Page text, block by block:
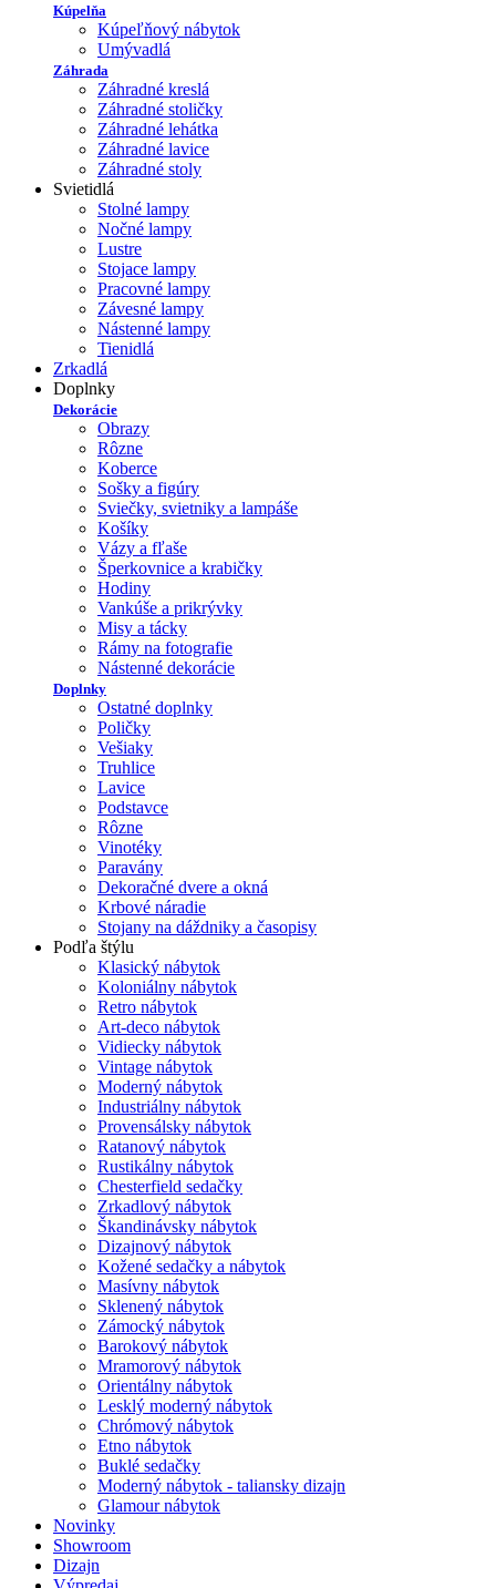
Kúpelňa
Kúpeľňový nábytok
Umývadlá
Záhrada
Záhradné kreslá
Záhradné stoličky
Záhradné lehátka
Záhradné lavice
Záhradné stoly
Svietidlá
Stolné lampy
Nočné lampy
Lustre
Stojace lampy
Pracovné lampy
Závesné lampy
Nástenné lampy
Tienidlá
Zrkadlá
Doplnky
Dekorácie
Obrazy
Rôzne
Koberce
Sošky a figúry
Sviečky, svietniky a lampáše
Košíky
Vázy a fľaše
Šperkovnice a krabičky
Hodiny
Vankúše a prikrývky
Misy a tácky
Rámy na fotografie
Nástenné dekorácie
Doplnky
Ostatné doplnky
Poličky
Vešiaky
Truhlice
Lavice
Podstavce
Rôzne
Vinotéky
Paravány
Dekoračné dvere a okná
Krbové náradie
Stojany na dáždniky a časopisy
Podľa štýlu
Klasický nábytok
Koloniálny nábytok
Retro nábytok
Art-deco nábytok
Vidiecky nábytok
Vintage nábytok
Moderný nábytok
Industriálny nábytok
Provensálsky nábytok
Ratanový nábytok
Rustikálny nábytok
Chesterfield sedačky
Zrkadlový nábytok
Škandinávsky nábytok
Dizajnový nábytok
Kožené sedačky a nábytok
Masívny nábytok
Sklenený nábytok
Zámocký nábytok
Barokový nábytok
Mramorový nábytok
Orientálny nábytok
Lesklý moderný nábytok
Chrómový nábytok
Etno nábytok
Buklé sedačky
Moderný nábytok - taliansky dizajn
Glamour nábytok
Novinky
Showroom
Dizajn